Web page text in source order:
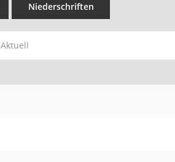
Niederschriften
Aktuell